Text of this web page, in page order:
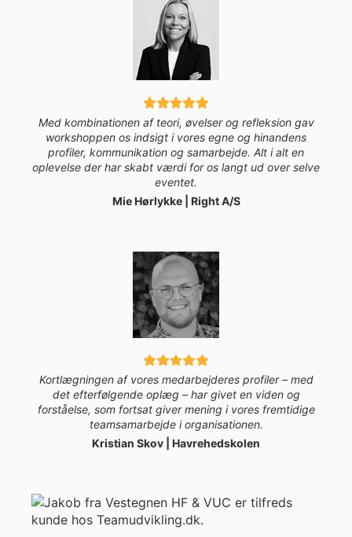
Med kombinationen af teori, øvelser og refleksion gav
workshoppen os indsigt i vores egne og hinandens
profiler, kommunikation og samarbejde. Alt i alt en
oplevelse der har skabt værdi for os langt ud over selve
eventet.
Mie Hørlykke | Right A/S
Kortlægningen af vores medarbejderes profiler – med
det efterfølgende oplæg – har givet en viden og
forståelse, som fortsat giver mening i vores fremtidige
teamsamarbejde i organisationen.
Kristian Skov | Havrehedskolen